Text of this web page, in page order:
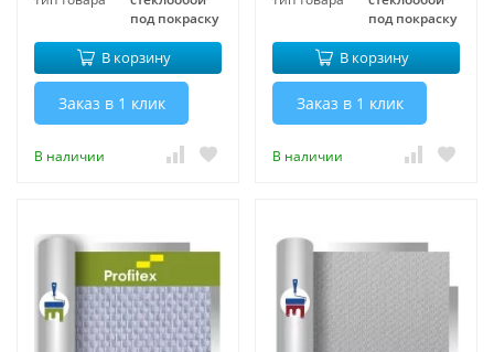
под покраску
В корзину
Заказ в 1 клик
В наличии
под покраску
В корзину
Заказ в 1 клик
В наличии